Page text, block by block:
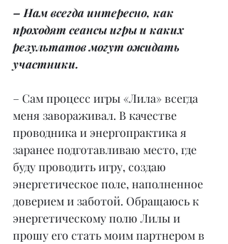
– Нам всегда интересно, как
проходят сеансы игры и каких
результатов могут ожидать
участники.
– Сам процесс игры «Лила» всегда
меня завораживал. В качестве
проводника и энергопрактика я
заранее подготавливаю место, где
буду проводить игру, создаю
энергетическое поле, наполненное
доверием и заботой. Обращаюсь к
энергетическому полю Лилы и
прошу его стать моим партнером в